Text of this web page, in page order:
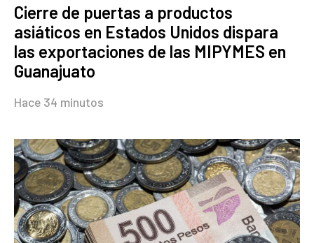
Cierre de puertas a productos
asiáticos en Estados Unidos dispara
las exportaciones de las MIPYMES en
Guanajuato
Hace 34 minutos